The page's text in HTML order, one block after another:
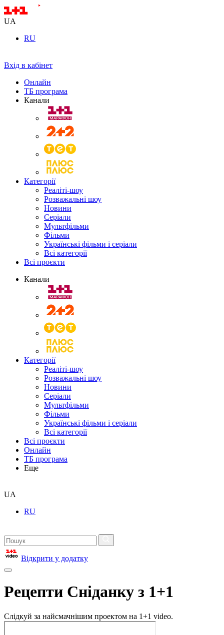
UA
RU
Вхід в кабінет
Онлайн
ТБ програма
Канали
Категорії
Реаліті-шоу
Розважальні шоу
Новини
Серіали
Мультфільми
Фільми
Українські фільми і серіали
Всі категорії
Всі проєкти
Канали
Категорії
Реаліті-шоу
Розважальні шоу
Новини
Серіали
Мультфільми
Фільми
Українські фільми і серіали
Всі категорії
Всі проєкти
Онлайн
ТБ програма
Еще
UA
RU
Відкрити у додатку
Рецепти Сніданку з 1+1
Слідкуй за найсмачнішим проектом на 1+1 video.